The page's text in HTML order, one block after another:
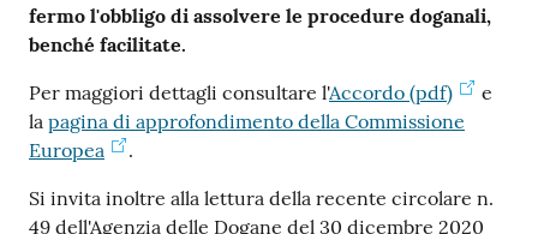
Servizi
online
fermo l'obbligo di assolvere le procedure doganali,
benché facilitate.
Per maggiori dettagli consultare l'Accordo (pdf)
e
la pagina di approfondimento della Commissione
Europea
.
Si invita inoltre alla lettura della recente circolare n.
49 dell'Agenzia delle Dogane del 30 dicembre 2020